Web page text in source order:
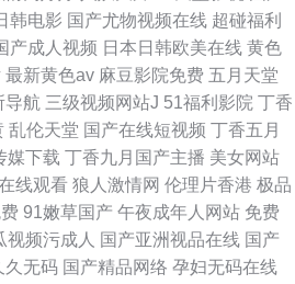
韩电影 国产尤物视频在线 超碰福利
产成人视频 日本日韩欧美在线 黄色
最新黄色av 麻豆影院免费 五月天堂
导航 三级视频网站J 51福利影院 丁香
乱伦天堂 国产在线短视频 丁香五月
媒下载 丁香九月国产主播 美女网站
线观看 狼人激情网 伦理片香港 极品
91嫩草国产 午夜成年人网站 免费
视频污成人 国产亚洲视品在线 国产
久无码 国产精品网络 孕妇无码在线